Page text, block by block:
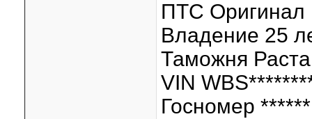
ПТС Оригинал
Владение 25
Таможня
VIN
Госномер